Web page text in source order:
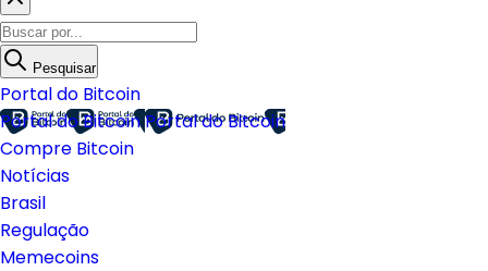
Pesquisar
Portal do Bitcoin
Portal do BitcoinPortal do Bitcoin
Compre Bitcoin
Notícias
Brasil
Regulação
Memecoins